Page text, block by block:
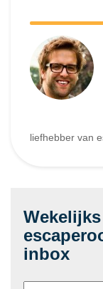
liefhebber van
inbox